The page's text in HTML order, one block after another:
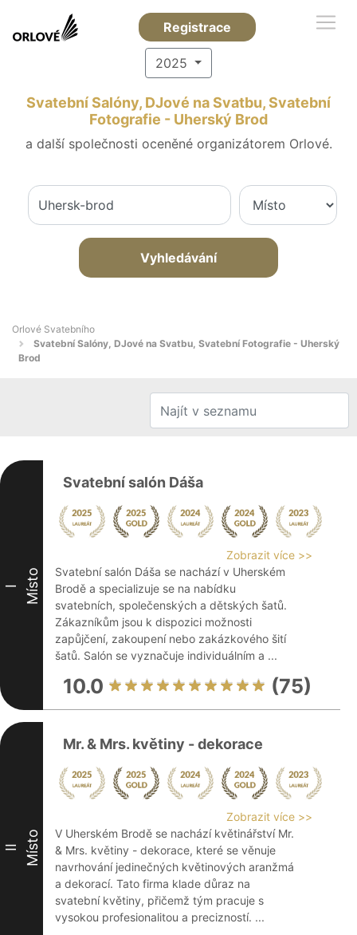
Registrace
2025
Svatební Salóny, DJové na Svatbu, Svatební
Fotografie - Uherský Brod
a další společnosti oceněné organizátorem Orlové.
Vyhledávání
Orlové Svatebního
Svatební Salóny, DJové na Svatbu, Svatební Fotografie - Uherský
Brod
I Místo
Svatební salón Dáša
Zobrazit více >>
Svatební salón Dáša se nachází v Uherském
Brodě a specializuje se na nabídku
svatebních, společenských a dětských šatů.
Zákazníkům jsou k dispozici možnosti
zapůjčení, zakoupení nebo zakázkového šití
šatů. Salón se vyznačuje individuálním a ...
10.0 (75)
II Místo
Mr. & Mrs. květiny - dekorace
Zobrazit více >>
V Uherském Brodě se nachází květinářství Mr.
& Mrs. květiny - dekorace, které se věnuje
navrhování jedinečných květinových aranžmá
a dekorací. Tato firma klade důraz na
svatební květiny, přičemž tým pracuje s
vysokou profesionalitou a precizností. ...